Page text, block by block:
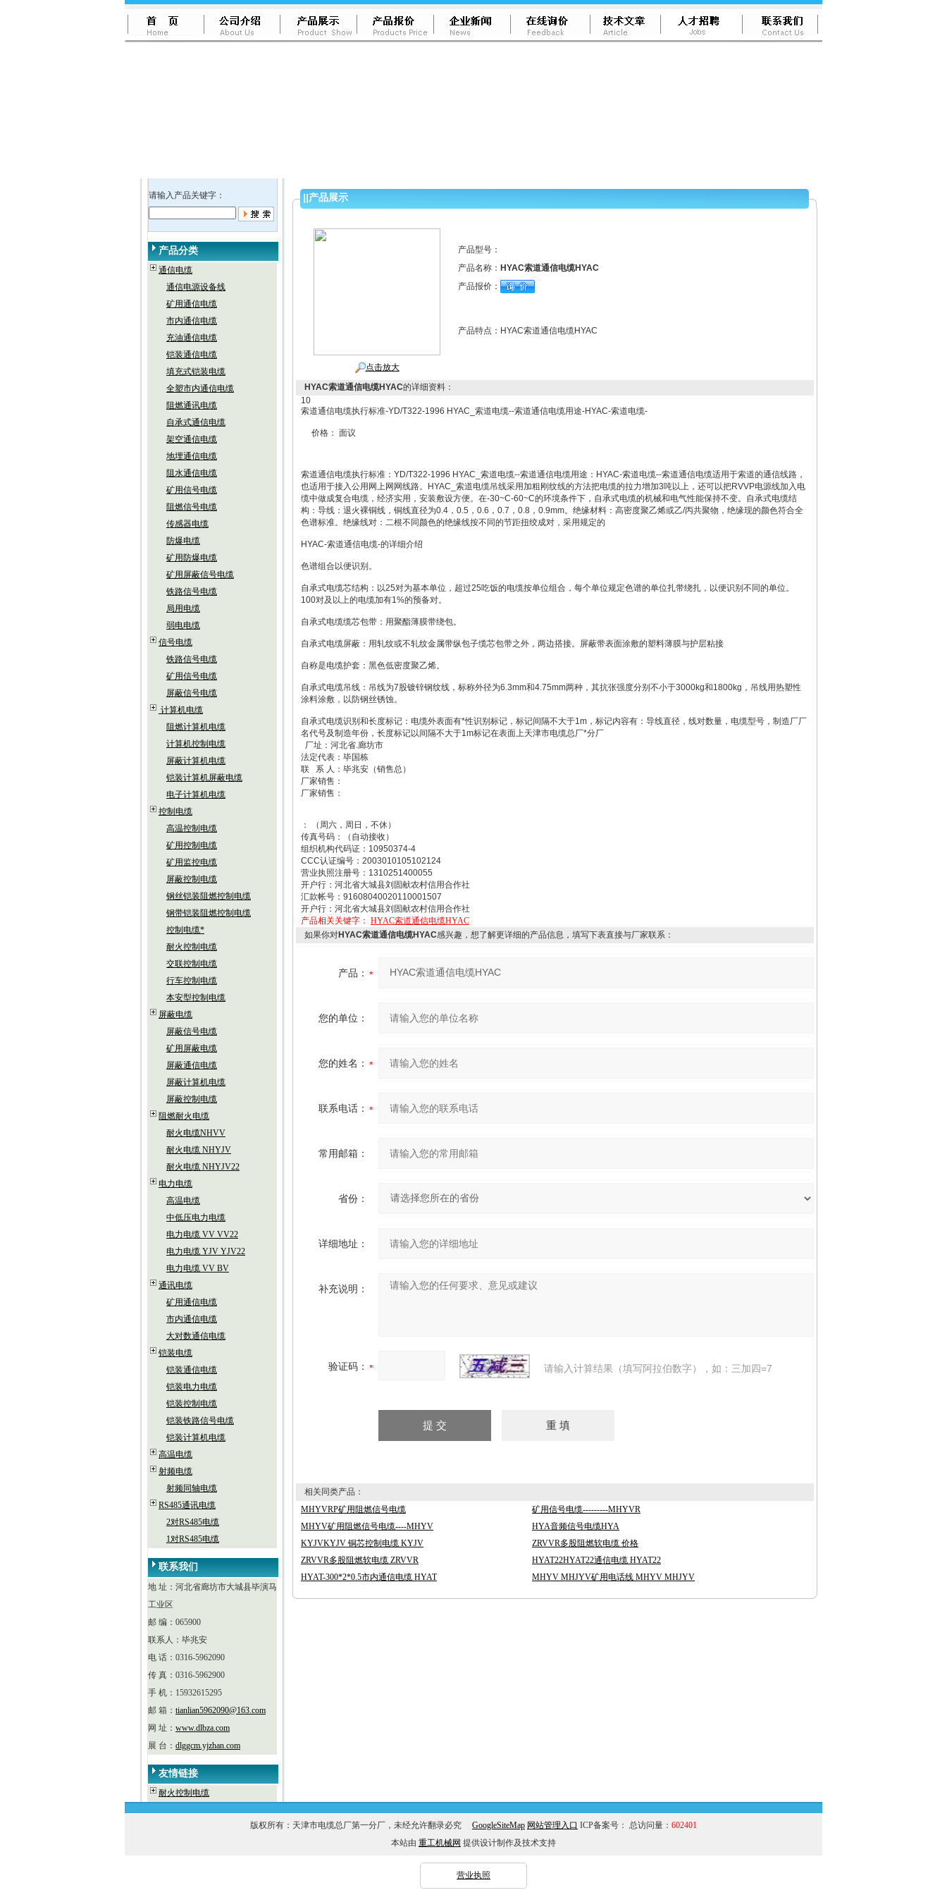
请输入产品关键字：
产品分类
通信电缆
通信电源设备线
矿用通信电缆
市内通信电缆
充油通信电缆
铠装通信电缆
填充式铠装电缆
全塑市内通信电缆
阻燃通讯电缆
自承式通信电缆
架空通信电缆
地埋通信电缆
阻水通信电缆
矿用信号电缆
阻燃信号电缆
传感器电缆
防爆电缆
矿用防爆电缆
矿用屏蔽信号电缆
铁路信号电缆
局用电缆
弱电电缆
信号电缆
铁路信号电缆
矿用信号电缆
屏蔽信号电缆
计算机电缆
阻燃计算机电缆
计算机控制电缆
屏蔽计算机电缆
铠装计算机屏蔽电缆
电子计算机电缆
控制电缆
高温控制电缆
矿用控制电缆
矿用监控电缆
屏蔽控制电缆
钢丝铠装阻燃控制电缆
钢带铠装阻燃控制电缆
控制电缆*
耐火控制电缆
交联控制电缆
行车控制电缆
本安型控制电缆
屏蔽电缆
屏蔽信号电缆
矿用屏蔽电缆
屏蔽通信电缆
屏蔽计算机电缆
屏蔽控制电缆
阻燃耐火电缆
耐火电缆NHVV
耐火电缆 NHYJV
耐火电缆 NHYJV22
电力电缆
高温电缆
中低压电力电缆
电力电缆 VV VV22
电力电缆 YJV YJV22
电力电缆 VV BV
通讯电缆
矿用通信电缆
市内通信电缆
大对数通信电缆
铠装电缆
铠装通信电缆
铠装电力电缆
铠装控制电缆
铠装铁路信号电缆
铠装计算机电缆
高温电缆
射频电缆
射频同轴电缆
RS485通讯电缆
2对RS485电缆
1对RS485电缆
联系我们
地 址：河北省廊坊市大城县毕演马
工业区
邮 编：065900
联系人：毕兆安
电 话：0316-5962090
传 真：0316-5962900
手 机：15932615295
邮 箱： tianlian5962090@163.com
网 址： www.dlbza.com
展 台： dlggcm.yjzhan.com
友情链接
耐火控制电缆
||产品展示
点击放大
产品型号：
产品名称： HYAC索道通信电缆HYAC
产品报价：
产品特点： HYAC索道通信电缆HYAC
HYAC索道通信电缆HYAC的详细资料：
10
索道通信电缆执行标准-YD/T322-1996 HYAC_索道电缆--索道通信电缆用途-HYAC-索道电缆-
价格： 面议
索道通信电缆执行标准：YD/T322-1996 HYAC_索道电缆--索道通信电缆用途：HYAC-索道电缆--索道通信电缆适用于索道的通信线路，
也适用于接入公用网上网网线路。HYAC_索道电缆吊线采用加粗刚纹线的方法把电缆的拉力增加3吨以上，还可以把RVVP电源线加入电
缆中做成复合电缆，经济实用，安装敷设方便。在-30~C-60~C的环境条件下，自承式电缆的机械和电气性能保持不变。自承式电缆结
构：导线：退火裸铜线，铜线直径为0.4，0.5，0.6，0.7，0.8，0.9mm。绝缘材料：高密度聚乙烯或乙/丙共聚物，绝缘现的颜色符合全
色谱标准。绝缘线对：二根不同颜色的绝缘线按不同的节距扭绞成对，采用规定的
HYAC-索道通信电缆-的详细介绍
色谱组合以便识别。
自承式电缆芯结构：以25对为基本单位，超过25吃饭的电缆按单位组合，每个单位规定色谱的单位扎带绕扎，以便识别不同的单位。
100对及以上的电缆加有1%的预备对。
自承式电缆缆芯包带：用聚酯薄膜带绕包。
自承式电缆屏蔽：用轧纹或不轧纹金属带纵包子缆芯包带之外，两边搭接。屏蔽带表面涂敷的塑料薄膜与护层粘接
自称是电缆护套：黑色低密度聚乙烯。
自承式电缆吊线：吊线为7股镀锌钢纹线，标称外径为6.3mm和4.75mm两种，其抗张强度分别不小于3000kg和1800kg，吊线用热塑性
涂料涂敷，以防钢丝锈蚀。
自承式电缆识别和长度标记：电缆外表面有*性识别标记，标记间隔不大于1m，标记内容有：导线直径，线对数量，电缆型号，制造厂厂
名代号及制造年份，长度标记以间隔不大于1m标记在表面上天津市电缆总厂*分厂
厂址：河北省.廊坊市
法定代表：毕国栋
联 系 人：毕兆安（销售总）
厂家销售：
厂家销售：
： （周六，周日，不休）
传真号码：（自动接收）
组织机构代码证：10950374-4
CCC认证编号：2003010105102124
营业执照注册号：1310251400055
开户行：河北省大城县刘固献农村信用合作社
汇款帐号：91608040020110001507
开户行：河北省大城县刘固献农村信用合作社
产品相关关键字： HYAC索道通信电缆HYAC
如果你对HYAC索道通信电缆HYAC感兴趣，想了解更详细的产品信息，填写下表直接与厂家联系：
产品：
您的单位：
您的姓名：
联系电话：
常用邮箱：
省份：
详细地址：
补充说明：
验证码： 请输入计算结果（填写阿拉伯数字），如：三加四=7
相关同类产品：
MHYVRP矿用阻燃信号电缆
矿用信号电缆---------MHYVR
MHYV矿用阻燃信号电缆----MHYV
HYA音频信号电缆HYA
KYJVKYJV 铜芯控制电缆 KYJV
ZRVVR多股阻燃软电缆 价格
ZRVVR多股阻燃软电缆 ZRVVR
HYAT22HYAT22通信电缆 HYAT22
HYAT-300*2*0.5市内通信电缆 HYAT
MHYV MHJYV矿用电话线 MHYV MHJYV
版权所有：天津市电缆总厂第一分厂，未经允许翻录必究 GoogleSiteMap 网站管理入口 ICP备案号： 总访问量： 602401
本站由 重工机械网 提供设计制作及技术支持
营业执照